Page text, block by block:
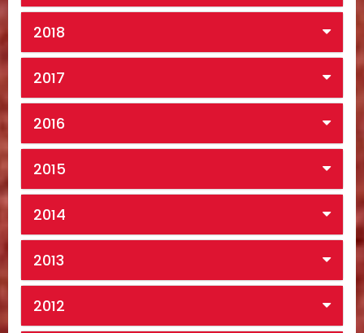
2018
2017
2016
2015
2014
2013
2012